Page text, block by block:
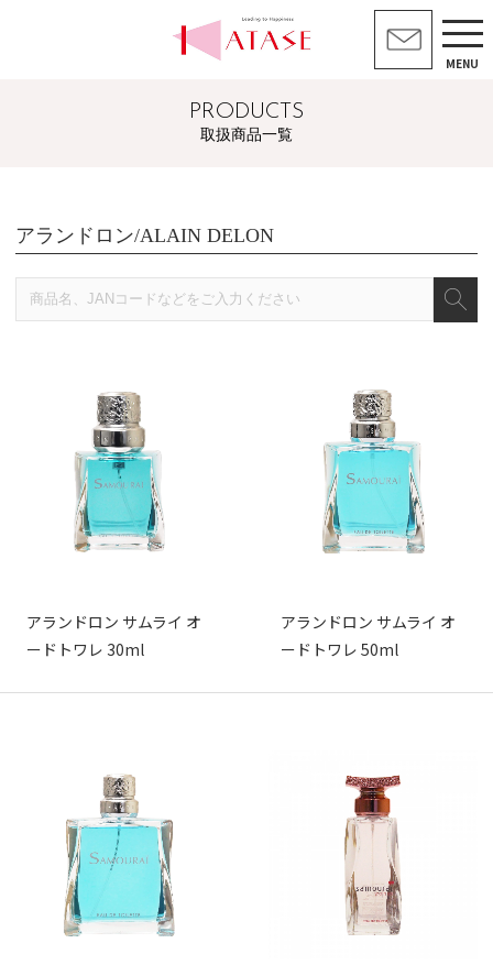
MENU
PRODUCTS
取扱商品一覧
アランドロン/ALAIN DELON
アランドロン サムライ オ
ードトワレ 30ml
アランドロン サムライ オ
ードトワレ 50ml